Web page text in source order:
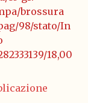
brossura
98/stato/In
18,00